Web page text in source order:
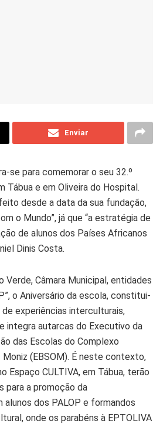
Enviar
se para comemorar o seu 32.º
Tábua e em Oliveira do Hospital.
desde a data da sua fundação,
o Mundo”, já que “a estratégia de
de alunos dos Países Africanos
Dinis Costa.
Verde, Câmara Municipal, entidades
o Aniversário da escola, constitui-
experiências interculturais,
integra autarcas do Executivo da
das Escolas do Complexo
(EBSOM). É neste contexto,
Espaço CULTIVA, em Tábua, terão
para a promoção da
dos PALOP e formandos
onde os parabéns à EPTOLIVA